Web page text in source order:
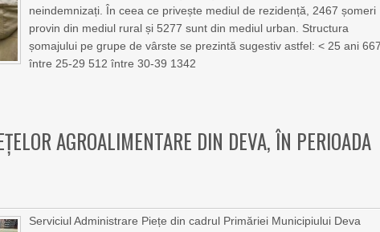
neindemnizați. În ceea ce privește mediul de rezidență, 2467 șomeri
provin din mediul rural și 5277 sunt din mediul urban. Structura
șomajului pe grupe de vârste se prezintă sugestiv astfel: < 25 ani
între 25-29 512 între 30-39 1342
AGROALIMENTARE DIN DEVA, ÎN PERIOADA
Serviciul Administrare Piețe din cadrul Primăriei Municipiului Deva